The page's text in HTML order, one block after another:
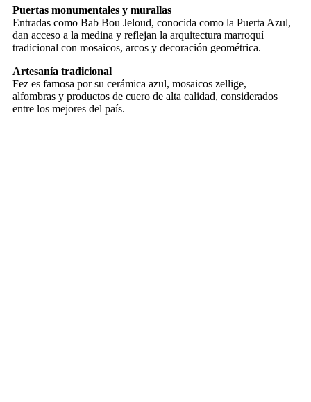
Puertas monumentales y murallas
Entradas como Bab Bou Jeloud, conocida como la Puerta Azul,
dan acceso a la medina y reflejan la arquitectura marroquí
tradicional con mosaicos, arcos y decoración geométrica.
Artesanía tradicional
Fez es famosa por su cerámica azul, mosaicos zellige,
alfombras y productos de cuero de alta calidad, considerados
entre los mejores del país.